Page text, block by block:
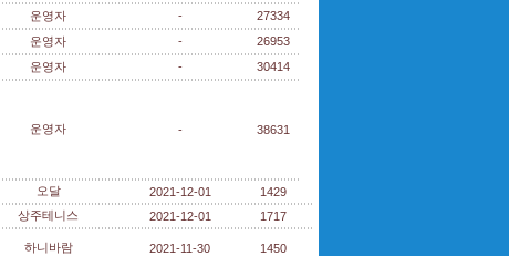
운영자 -
27334
운영자 -
26953
운영자 - 30414
운영자 - 38631
오달 2021-12-01
1429
상주테니스 2021-12-01 1717
하니바람 2021-11-30 1450